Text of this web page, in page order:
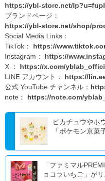
https://ybl-store.net/
ブランドページ：
https://ybl-store.net/shop/
Social Media Links：
TikTok： https://
Instagram： https://
X ： https://x.com/
LINE アカウント： https://
公式 YouTube チャンネル：
note： https://note.com/
ピカチュウやホ
「ポケモン京菓
「ファミマル
ョコラいちご」が